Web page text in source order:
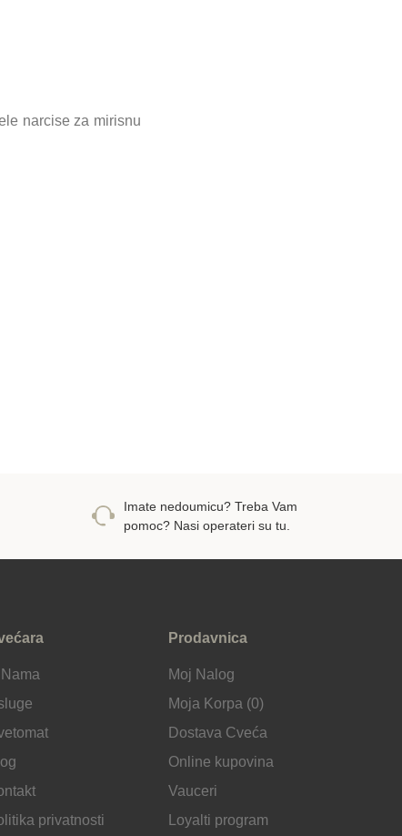
narcise za mirisnu
Imate nedoumicu? Treba Vam
pomoc? Nasi operateri su tu.
privatnosti
Prodavnica
Moj Nalog
Moja Korpa (0)
Dostava Cveća
Online kupovina
Vauceri
Loyalti program